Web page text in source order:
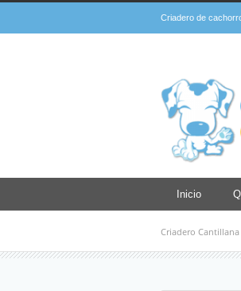
Criadero de
Inicio
Criadero Cantillana